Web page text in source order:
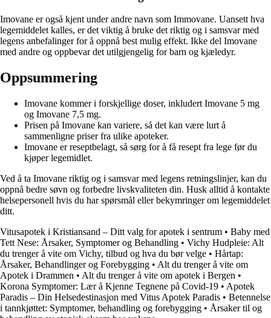
Imovane er også kjent under andre navn som Immovane. Uansett hva
legemiddelet kalles, er det viktig å bruke det riktig og i samsvar med
legens anbefalinger for å oppnå best mulig effekt. Ikke del Imovane
med andre og oppbevar det utilgjengelig for barn og kjæledyr.
Oppsummering
Imovane kommer i forskjellige doser, inkludert Imovane 5 mg
og Imovane 7,5 mg.
Prisen på Imovane kan variere, så det kan være lurt å
sammenligne priser fra ulike apoteker.
Imovane er reseptbelagt, så sørg for å få resept fra lege før du
kjøper legemidlet.
Ved å ta Imovane riktig og i samsvar med legens retningslinjer, kan du
oppnå bedre søvn og forbedre livskvaliteten din. Husk alltid å kontakte
helsepersonell hvis du har spørsmål eller bekymringer om legemiddelet
ditt.
Vitusapotek i Kristiansand – Ditt valg for apotek i sentrum • Baby med
Tett Nese: Årsaker, Symptomer og Behandling • Vichy Hudpleie: Alt
du trenger å vite om Vichy, tilbud og hva du bør velge • Hårtap:
Årsaker, Behandlinger og Forebygging • Alt du trenger å vite om
Apotek i Drammen • Alt du trenger å vite om apotek i Bergen •
Korona Symptomer: Lær å Kjenne Tegnene på Covid-19 • Apotek
Paradis – Din Helsedestinasjon med Vitus Apotek Paradis • Betennelse
i tannkjøttet: Symptomer, behandling og forebygging • Årsaker til og